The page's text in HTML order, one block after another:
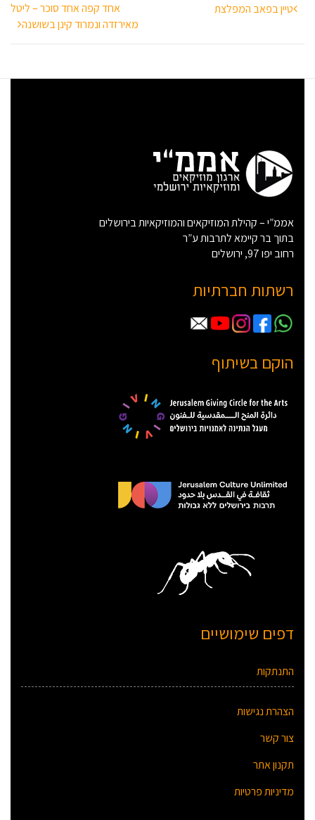
ניווט
טיין בפאב המפלצת
אחד קפה אחד סוכר – ליטל
מאירזדה ונמרוד קינן בשושנה
אממ”י – קהילת המוזיקאים והמוזיקאיות בירושלים
בתוך בר קיימא לתרבות ע”ר
רחוב יפו 97, ירושלים
רשתות חברתיות
הוקם בשיתוף
דפים שימושיים
התנתקות
הצהרת נגישות
צור קשר
תקנון אתר
מדיניות פרטיות